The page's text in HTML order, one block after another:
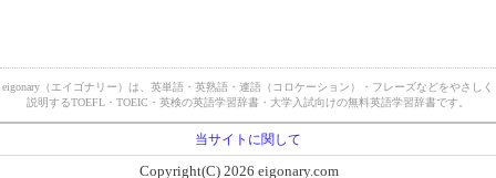
eigonary（エイゴナリー）は、英単語・英熟語・連語（コロケーション）・フレーズなどをやさしく
説明するTOEFL・TOEIC・英検の英語学習辞書・大学入試向けの無料英語学習辞書です。
当サイトに関して
Copyright(C) 2026 eigonary.com